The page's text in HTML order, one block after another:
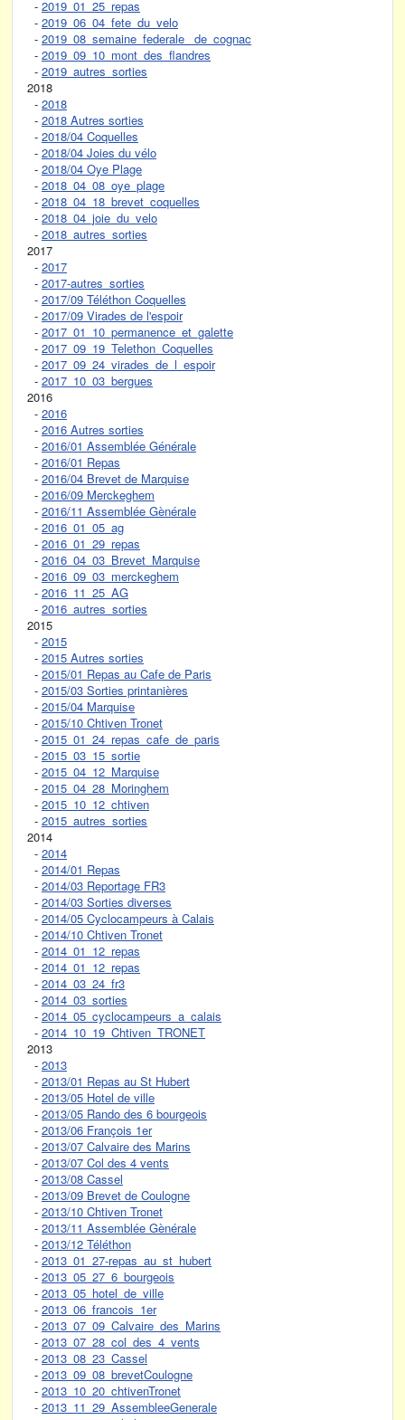
- 2019_01_25_repas
- 2019_06_04_fete_du_velo
- 2019_08_semaine_federale_ de_cognac
- 2019_09_10_mont_des_flandres
- 2019_autres_sorties
2018
- 2018
- 2018 Autres sorties
- 2018/04 Coquelles
- 2018/04 Joies du vélo
- 2018/04 Oye Plage
- 2018_04_08_oye_plage
- 2018_04_18_brevet_coquelles
- 2018_04_joie_du_velo
- 2018_autres_sorties
2017
- 2017
- 2017-autres_sorties
- 2017/09 Téléthon Coquelles
- 2017/09 Virades de l'espoir
- 2017_01_10_permanence_et_galette
- 2017_09_19_Telethon_Coquelles
- 2017_09_24_virades_de_l_espoir
- 2017_10_03_bergues
2016
- 2016
- 2016 Autres sorties
- 2016/01 Assemblée Générale
- 2016/01 Repas
- 2016/04 Brevet de Marquise
- 2016/09 Merckeghem
- 2016/11 Assemblée Gènérale
- 2016_01_05_ag
- 2016_01_29_repas
- 2016_04_03_Brevet_Marquise
- 2016_09_03_merckeghem
- 2016_11_25_AG
- 2016_autres_sorties
2015
- 2015
- 2015 Autres sorties
- 2015/01 Repas au Cafe de Paris
- 2015/03 Sorties printanières
- 2015/04 Marquise
- 2015/10 Chtiven Tronet
- 2015_01_24_repas_cafe_de_paris
- 2015_03_15_sortie
- 2015_04_12_Marquise
- 2015_04_28_Moringhem
- 2015_10_12_chtiven
- 2015_autres_sorties
2014
- 2014
- 2014/01 Repas
- 2014/03 Reportage FR3
- 2014/03 Sorties diverses
- 2014/05 Cyclocampeurs à Calais
- 2014/10 Chtiven Tronet
- 2014_01_12_repas
- 2014_01_12_repas
- 2014_03_24_fr3
- 2014_03_sorties
- 2014_05_cyclocampeurs_a_calais
- 2014_10_19_Chtiven_TRONET
2013
- 2013
- 2013/01 Repas au St Hubert
- 2013/05 Hotel de ville
- 2013/05 Rando des 6 bourgeois
- 2013/06 François 1er
- 2013/07 Calvaire des Marins
- 2013/07 Col des 4 vents
- 2013/08 Cassel
- 2013/09 Brevet de Coulogne
- 2013/10 Chtiven Tronet
- 2013/11 Assemblée Gènérale
- 2013/12 Téléthon
- 2013_01_27-repas_au_st_hubert
- 2013_05_27_6_bourgeois
- 2013_05_hotel_de_ville
- 2013_06_francois_1er
- 2013_07_09_Calvaire_des_Marins
- 2013_07_28_col_des_4_vents
- 2013_08_23_Cassel
- 2013_09_08_brevetCoulogne
- 2013_10_20_chtivenTronet
- 2013_11_29_AssembleeGenerale